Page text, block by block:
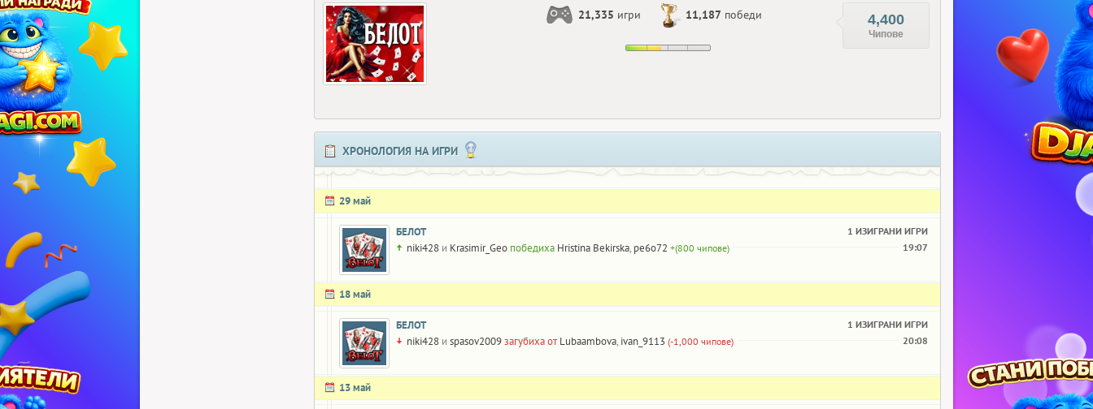
21,335 игри 11,187 победи 4,400
Чипове
ХРОНОЛОГИЯ НА ИГРИ
29 май
БЕЛОТ 1 ИЗИГРАНИ ИГРИ
niki428 и Krasimir_Geo победиха Hristina Bekirska, pe6o72 +(800 чипове) 19:07
18 май
БЕЛОТ 1 ИЗИГРАНИ ИГРИ
niki428 и spasov2009загубиха от Lubaambova, ivan_9113 (-1,000 чипове) 20:08
13 май